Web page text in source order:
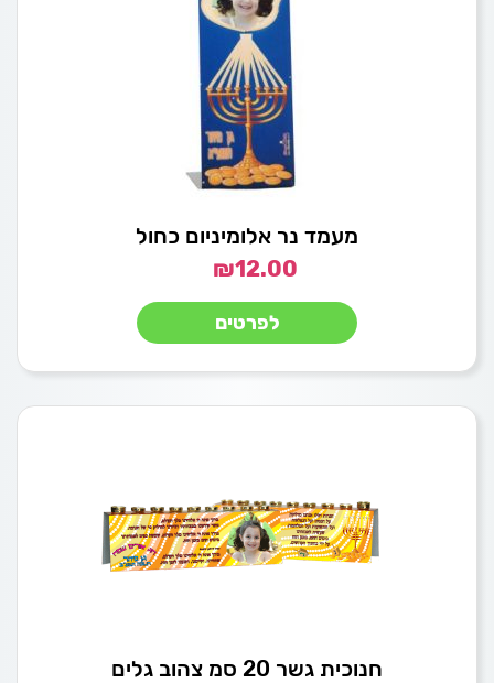
מעמד נר אלומיניום כחול
₪12.00
לפרטים
חנוכית גשר 20 סמ צהוב גלים